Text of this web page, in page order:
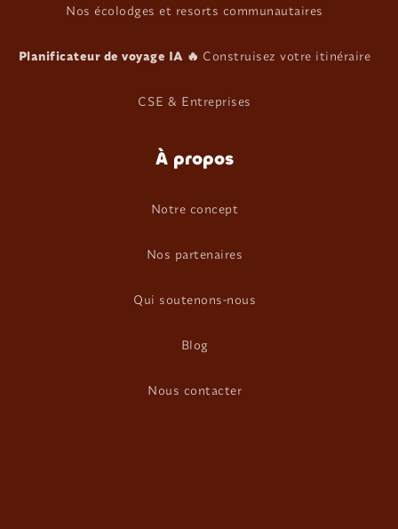
Nos écolodges et resorts communautaires
Planificateur de voyage IA 🔥 Construisez votre itinéraire
CSE & Entreprises
À propos
Notre concept
Nos partenaires
Qui soutenons-nous
Blog
Nous contacter